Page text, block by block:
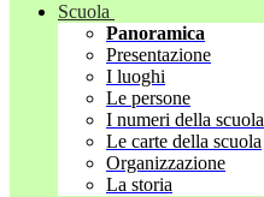
Scuola
Panoramica
Presentazione
I luoghi
Le persone
I numeri della scuola
Le carte della scuola
Organizzazione
La storia